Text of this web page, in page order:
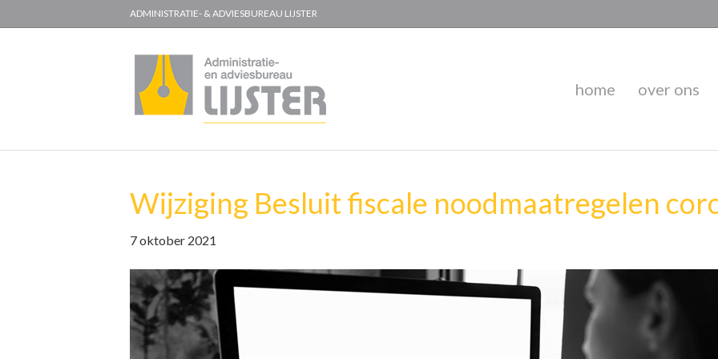
ADMINISTRATIE- & ADVIESBUREAU LIJSTER
home over ons
Wijziging Besluit fiscale noodmaatregelen
7 oktober 2021